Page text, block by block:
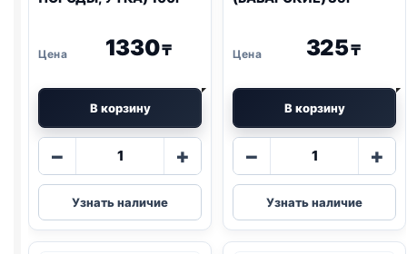
1330₸
В корзину
−
Количество
TitBit
трубочки
(МИНИ
+
Узнать наличие
325₸
В корзину
−
Количество
TitBit
колбаски
(БАВАРСКИЕ)
+
Узнать наличие